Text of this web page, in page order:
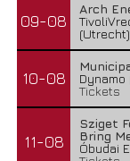
09-08
Arch
10-08
Dynamo
Tickets
11-08
Sziget
Bring
Óbudai